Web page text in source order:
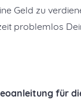
Geld zu
problemlos
für